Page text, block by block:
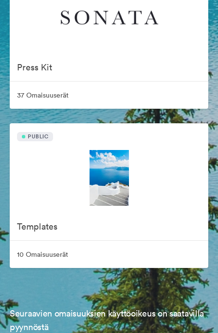
Press Kit
37 Omaisuuserät
PUBLIC
Templates
10 Omaisuuserät
Seuraavien omaisuuksien käyttöoikeus on saatavilla
pyynnöstä